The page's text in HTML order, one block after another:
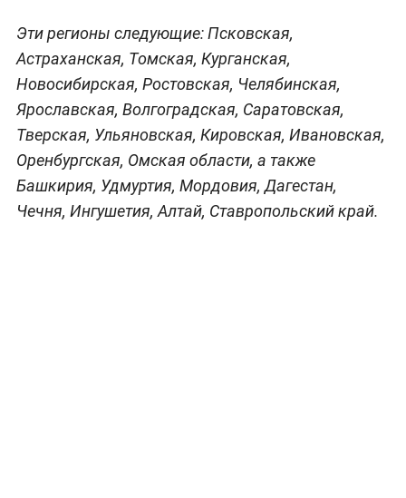
Эти регионы следующие: Псковская,
Астраханская, Томская, Курганская,
Новосибирская, Ростовская, Челябинская,
Ярославская, Волгоградская, Саратовская,
Тверская, Ульяновская, Кировская, Ивановская,
Оренбургская, Омская области, а также
Башкирия, Удмуртия, Мордовия, Дагестан,
Чечня, Ингушетия, Алтай, Ставропольский край.